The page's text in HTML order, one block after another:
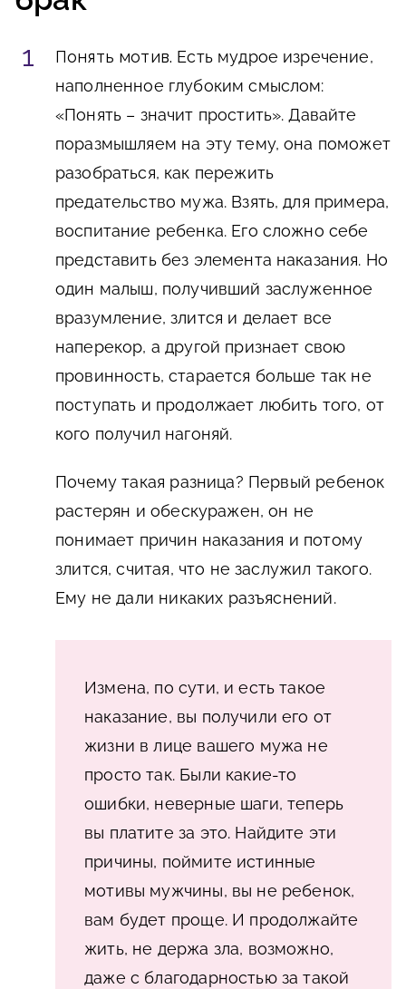
Понять мотив. Есть мудрое изречение,
наполненное глубоким смыслом:
«Понять – значит простить». Давайте
поразмышляем на эту тему, она поможет
разобраться, как пережить
предательство мужа. Взять, для примера,
воспитание ребенка. Его сложно себе
представить без элемента наказания. Но
один малыш, получивший заслуженное
вразумление, злится и делает все
наперекор, а другой признает свою
провинность, старается больше так не
поступать и продолжает любить того, от
кого получил нагоняй.
Почему такая разница? Первый ребенок
растерян и обескуражен, он не
понимает причин наказания и потому
злится, считая, что не заслужил такого.
Ему не дали никаких разъяснений.
Измена, по сути, и есть такое
наказание, вы получили его от
жизни в лице вашего мужа не
просто так. Были какие-то
ошибки, неверные шаги, теперь
вы платите за это. Найдите эти
причины, поймите истинные
мотивы мужчины, вы не ребенок,
вам будет проще. И продолжайте
жить, не держа зла, возможно,
даже с благодарностью за такой